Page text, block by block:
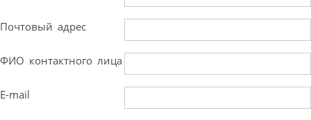
Почтовый адрес
ФИО контактного лица
E-mail